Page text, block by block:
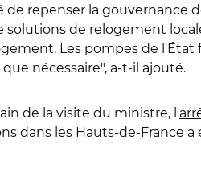
de repenser la gouvernance
solutions de relogement
Les pompes de
nécessaire", a-t-il ajouté.
de la visite du ministre, l '
dans les Hauts-de-France a